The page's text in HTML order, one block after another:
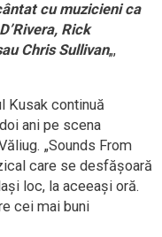
cu muzicieni ca
Rick
Chris Sullivan„,
Kusak continuă
ani pe scena
„Sounds From
care se desfăşoară
loc, la aceeaşi oră.
cei mai buni